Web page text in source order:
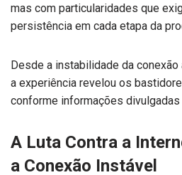
mas com particularidades que
persistência em cada etapa da
Desde a instabilidade da
a experiência revelou os
conforme informações
A Luta Contra a
a Conexão Instável